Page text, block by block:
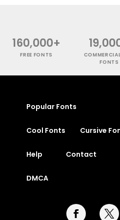
160,000+
FREE FONTS
FONTS
Popular Fonts
Cool Fonts Cursive
Help Contact
DMCA